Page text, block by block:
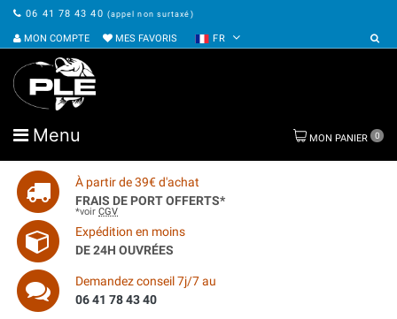
06 41 78 43 40 (appel non surtaxé)
MON COMPTE MES FAVORIS FR
Menu MON PANIER 0
À partir de 39€ d'achat
FRAIS DE PORT OFFERTS*
*voir CGV
Expédition en moins
DE 24H OUVRÉES
Demandez conseil 7j/7 au
06 41 78 43 40